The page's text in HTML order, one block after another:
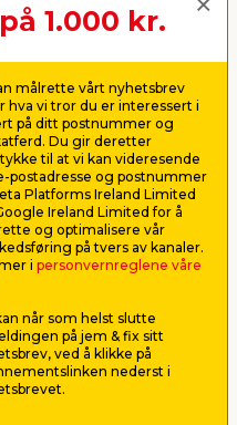
Neste
5000
-
Falke
cm
Blad i
1.000 kr.
målrette vårt nyhetsbrev
hva vi tror du er interessert i
på ditt postnummer og
Du gir deretter
til at vi kan videresende
postadresse og postnummer
Platforms Ireland Limited
Ireland Limited for å
og optimalisere vår
på tvers av kanaler.
i personvernreglene våre
når som helst slutte
på jem & fix sitt
ved å klikke på
nederst i